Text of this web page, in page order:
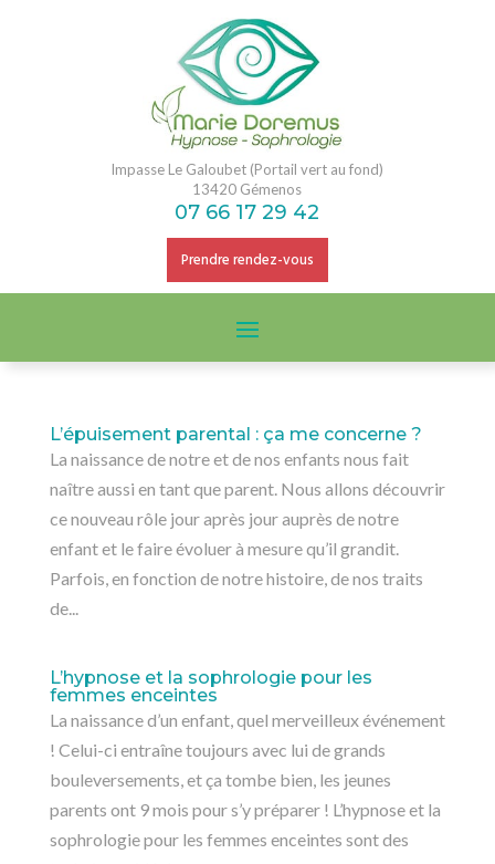
Impasse Le Galoubet (Portail vert au fond)
13420 Gémenos
07 66 17 29 42
Prendre rendez-vous
L’épuisement parental : ça me concerne ?
La naissance de notre et de nos enfants nous fait
naître aussi en tant que parent. Nous allons découvrir
ce nouveau rôle jour après jour auprès de notre
enfant et le faire évoluer à mesure qu’il grandit.
Parfois, en fonction de notre histoire, de nos traits
de...
L’hypnose et la sophrologie pour les
femmes enceintes
La naissance d’un enfant, quel merveilleux événement
! Celui-ci entraîne toujours avec lui de grands
bouleversements, et ça tombe bien, les jeunes
parents ont 9 mois pour s’y préparer ! L’hypnose et la
sophrologie pour les femmes enceintes sont des